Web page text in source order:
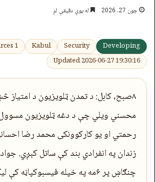
جون 27, 2026 له یوې دقیقې لږ
Developing
Security
Kabul
1 sources
Updated 2026-06-27 19:30:16
۸صبح، کابل: د تمدن ټلویزیون د
محسني ویلي چې د دغه ټلویزیون
رحمتي او یو کارکوونکی محمد رضا
زندان په انفرادي بند کې ساتل کېږي.
چنګاښ پر ۶مه په خپله